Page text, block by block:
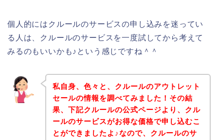
個人的にはクルールのサービスの申し込みを迷ってい
る人は、クルールのサービスを一度試してから考えて
みるのもいいかも♪という感じですね＾＾
私自身、色々と、クルールのアウトレット
セールの情報を調べてみました！その結
果、下記クルールの公式ページより、クル
ールのサービスがお得な価格で申し込むこ
とができましたよ♪なので、クルールのサ